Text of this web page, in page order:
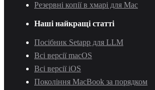
Резервні копії в хмарі для Mac
Наші найкращі статті
Посібник Setapp для LLM
Всі версії macOS
Всі версії iOS
Покоління MacBook за порядком